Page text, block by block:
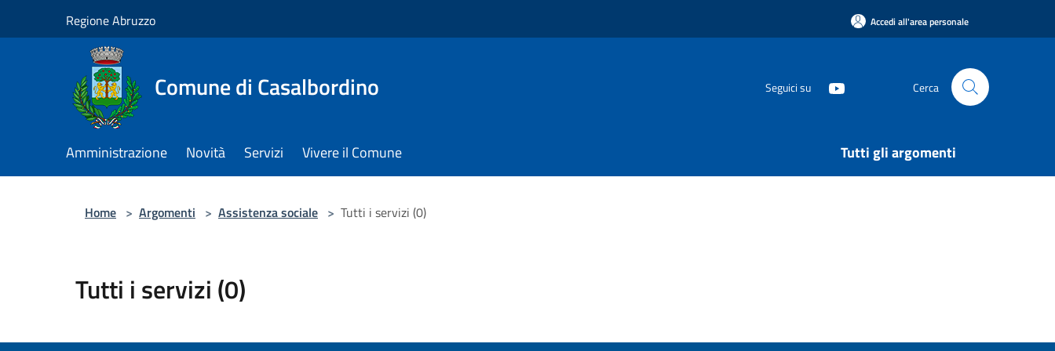
Regione Abruzzo Accedi all'area personale
Comune di Casalbordino Seguici su Cerca
Amministrazione Novità Servizi Vivere il Comune Tutti gli argomenti
Home > Argomenti > Assistenza sociale > Tutti i servizi (0)
Tutti i servizi (0)